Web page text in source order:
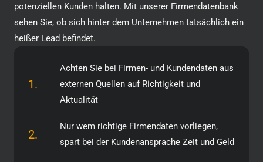
potenziellen Kunden halten. Mit unserer Firmendatenbank
sehen Sie, ob sich hinter dem Unternehmen tatsächlich ein
heißer Lead befindet.
1.
Achten Sie bei Firmen- und Kundendaten aus
externen Quellen auf Richtigkeit und
Aktualität
2.
Nur wem richtige Firmendaten vorliegen,
spart bei der Kundenansprache Zeit und Geld